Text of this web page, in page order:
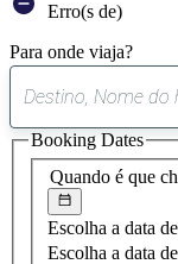
Erro(s de)
Para onde viaja?
Quando é que
Escolha a data
Escolha a data
Booking Dates